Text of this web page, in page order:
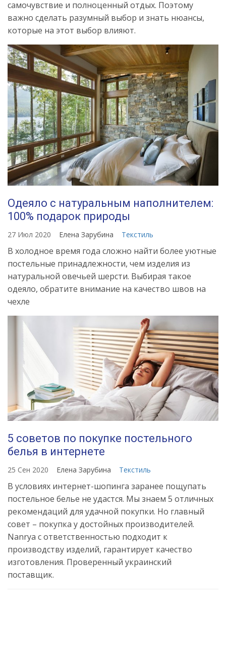
самочувствие и полноценный отдых. Поэтому
важно сделать разумный выбор и знать нюансы,
которые на этот выбор влияют.
Одеяло с натуральным наполнителем:
100% подарок природы
27 Июл 2020 Елена Зарубина Текстиль
В холодное время года сложно найти более уютные
постельные принадлежности, чем изделия из
натуральной овечьей шерсти. Выбирая такое
одеяло, обратите внимание на качество швов на
чехле
5 советов по покупке постельного
белья в интернете
25 Сен 2020 Елена Зарубина Текстиль
В условиях интернет-шопинга заранее пощупать
постельное белье не удастся. Мы знаем 5 отличных
рекомендаций для удачной покупки. Но главный
совет – покупка у достойных производителей.
Nanrya с ответственностью подходит к
производству изделий, гарантирует качество
изготовления. Проверенный украинский
поставщик.